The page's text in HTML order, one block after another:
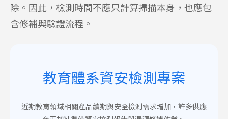
除。因此，檢測時間不應只計算掃描本身，也應包
含修補與驗證流程。
教育體系資安檢測專案
近期教育領域相關產品續期與安全檢測需求增加，許多供應